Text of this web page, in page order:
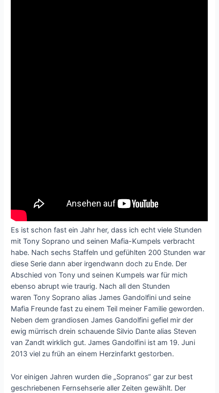
Es ist schon fast ein Jahr her, dass ich echt viele Stunden
mit Tony Soprano und seinen Mafia-Kumpels verbracht
habe. Nach sechs Staffeln und gefühlten 200 Stunden war
diese Serie dann aber irgendwann doch zu Ende. Der
Abschied von Tony und seinen Kumpels war für mich
ebenso abrupt wie traurig. Nach all den Stunden
waren Tony Soprano alias James Gandolfini und seine
Mafia Freunde fast zu einem Teil meiner Familie geworden.
Neben dem grandiosen James Gandolfini gefiel mir der
ewig mürrisch drein schauende Silvio Dante alias Steven
van Zandt wirklich gut. James Gandolfini ist am 19. Juni
2013 viel zu früh an einem Herzinfarkt gestorben.
Vor einigen Jahren wurden die „Sopranos“ gar zur best
geschriebenen Fernsehserie aller Zeiten gewählt. Der